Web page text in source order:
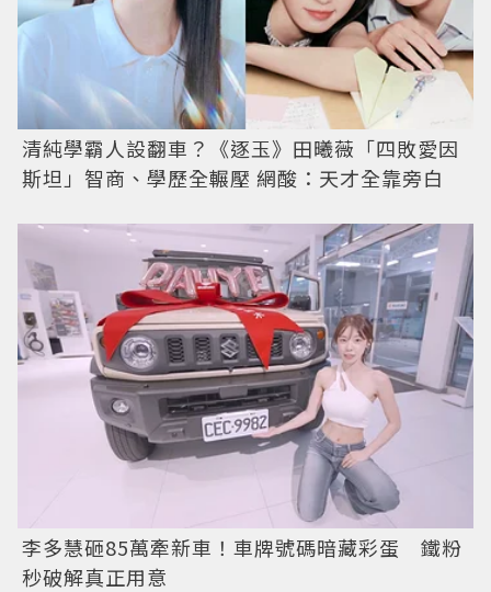
清純學霸人設翻車？《逐玉》田曦薇「四敗愛因
斯坦」智商、學歷全輾壓 網酸：天才全靠旁白
李多慧砸85萬牽新車！車牌號碼暗藏彩蛋 鐵粉
秒破解真正用意